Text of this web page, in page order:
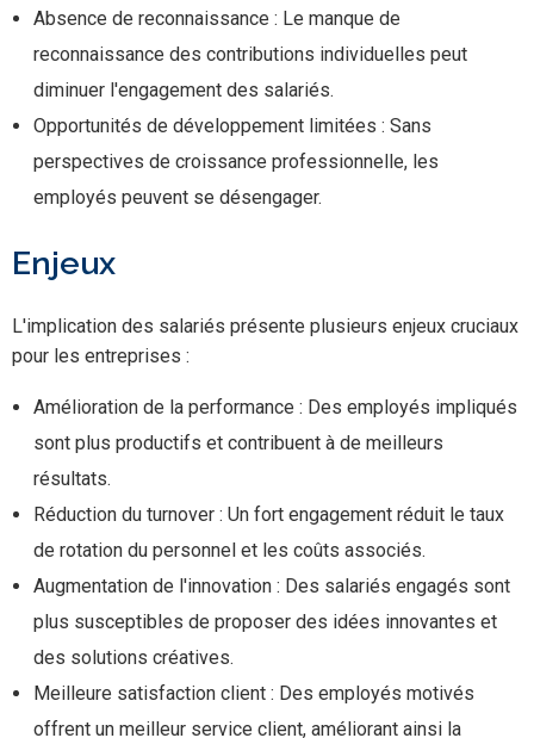
Absence de reconnaissance : Le manque de
reconnaissance des contributions individuelles peut
diminuer l'engagement des salariés.
Opportunités de développement limitées : Sans
perspectives de croissance professionnelle, les
employés peuvent se désengager.
Enjeux
L'implication des salariés présente plusieurs enjeux cruciaux
pour les entreprises :
Amélioration de la performance : Des employés impliqués
sont plus productifs et contribuent à de meilleurs
résultats.
Réduction du turnover : Un fort engagement réduit le taux
de rotation du personnel et les coûts associés.
Augmentation de l'innovation : Des salariés engagés sont
plus susceptibles de proposer des idées innovantes et
des solutions créatives.
Meilleure satisfaction client : Des employés motivés
offrent un meilleur service client, améliorant ainsi la